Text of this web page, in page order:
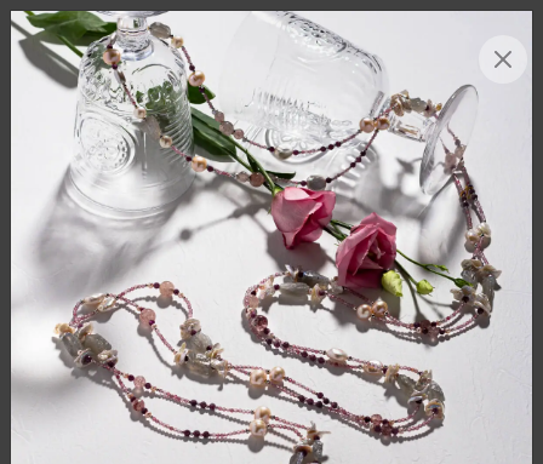
МЕНЮ
ГЛАВНАЯ / КАТАЛОГ / БУСЫ / БУСЫ ТАНЗАНИТ, ОПАЛ